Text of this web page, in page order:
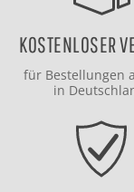
KOSTENLOSER
für Bestellungen
in